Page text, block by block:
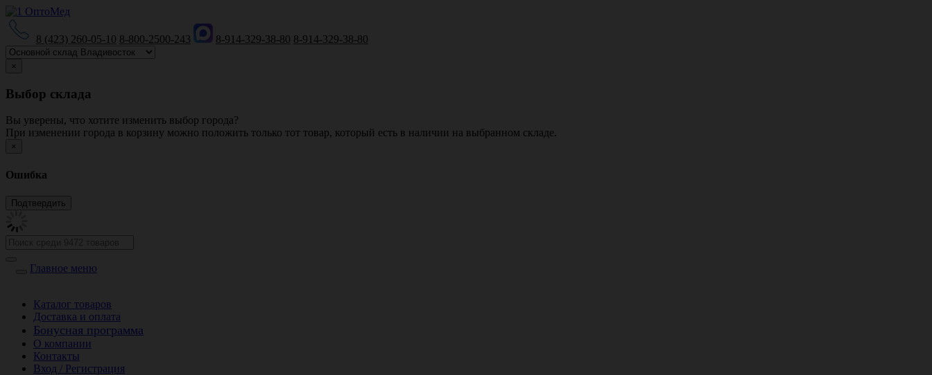
8 (423) 260-05-10 8-800-2500-243 8-914-329-38-80 8-914-329-38-80
×
Выбор склада
Вы уверены, что хотите изменить выбор города?
При изменении города в корзину можно положить только тот товар, который есть в наличии на выбранном складе.
×
Ошибка
Главное меню
Каталог товаров
Доставка и оплата
Бонусная программа
О компании
Контакты
Вход / Регистрация